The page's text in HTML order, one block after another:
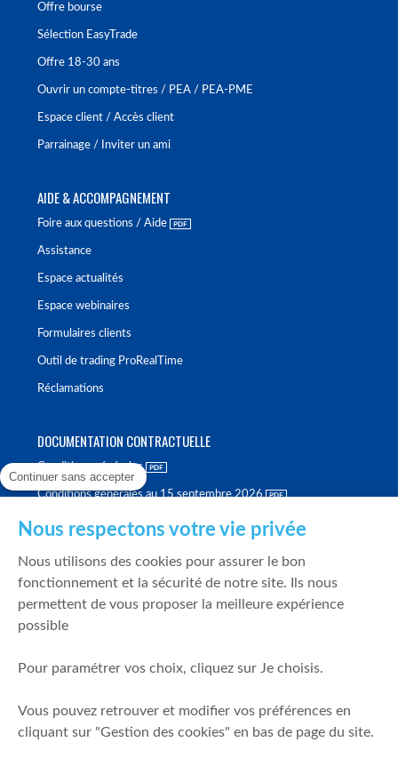
Offre bourse
Sélection EasyTrade
Offre 18-30 ans
Ouvrir un compte-titres / PEA / PEA-PME
Espace client / Accès client
Parrainage / Inviter un ami
AIDE & ACCOMPAGNEMENT
Foire aux questions / Aide
Assistance
Espace actualités
Espace webinaires
Formulaires clients
Outil de trading ProRealTime
Réclamations
DOCUMENTATION CONTRACTUELLE
Conditions générales
Conditions générales au 15 septembre 2026
Politique de meilleure sélection
Politique de durabilité
Fonds de garantie des dépôts et de résolution
Mentions légales
Prévention de la fraude
Continuer sans accepter
Nous respectons votre vie privée
Nous utilisons des cookies pour assurer le bon
fonctionnement et la sécurité de notre site. Ils nous
permettent de vous proposer la meilleure expérience
possible
Pour paramétrer vos choix, cliquez sur Je choisis.
Vous pouvez retrouver et modifier vos préférences en
cliquant sur "Gestion des cookies" en bas de page du site.